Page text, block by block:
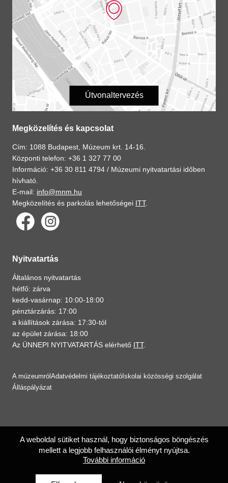
Útvonaltervezés
Megközelítés és kapcsolat
Cím: 1088 Budapest, Múzeum krt. 14-16.
Központi telefon: +36 1 327 77 00
Információ: +36 30 811 4794 / Múzeumi nyitvatartási időben
hívható.
E-mail: info@mnm.hu
Megközelítés és parkolás lehetőségei ITT.
Nyitvatartás
Általános nyitvatartás
hétfő: zárva
kedd-vasárnap: 10:00-18:00
pénztárzárás: 17:00
a kiállítások zárása: 17:30-tól
az épület zárása: 18:00
Az ÜNNEPI NYITVATARTÁS elérhető ITT.
A múzeumról Adatvédelmi tájékoztató Iskolai közösségi szolgálat
Álláspályázat
A weboldal sütiket használ, hogy biztonságos böngészés
mellett a legjobb felhasználói élményt nyújtsa.
További információ